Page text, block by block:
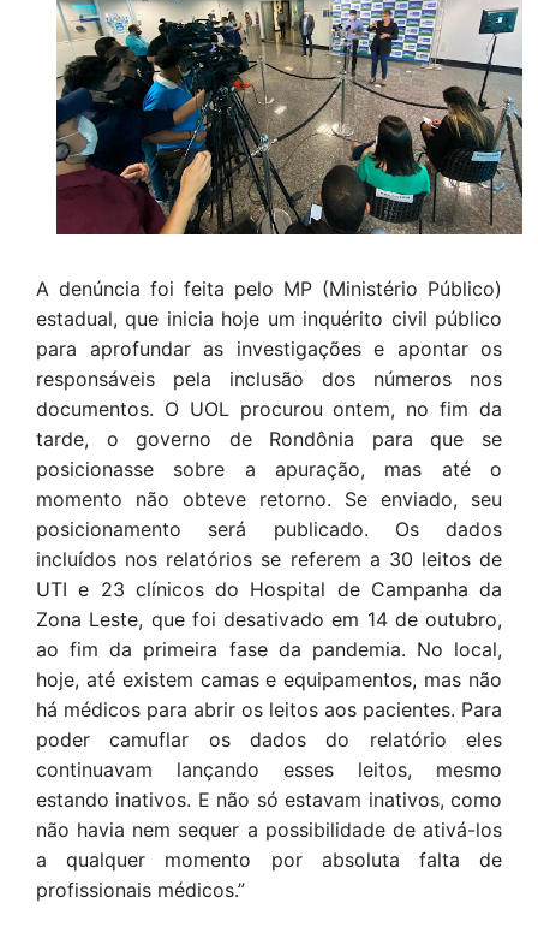
A denúncia foi feita pelo MP (Ministério Público)
estadual, que inicia hoje um inquérito civil público
para aprofundar as investigações e apontar os
responsáveis pela inclusão dos números nos
documentos. O UOL procurou ontem, no fim da
tarde, o governo de Rondônia para que se
posicionasse sobre a apuração, mas até o
momento não obteve retorno. Se enviado, seu
posicionamento será publicado. Os dados
incluídos nos relatórios se referem a 30 leitos de
UTI e 23 clínicos do Hospital de Campanha da
Zona Leste, que foi desativado em 14 de outubro,
ao fim da primeira fase da pandemia. No local,
hoje, até existem camas e equipamentos, mas não
há médicos para abrir os leitos aos pacientes. Para
poder camuflar os dados do relatório eles
continuavam lançando esses leitos, mesmo
estando inativos. E não só estavam inativos, como
não havia nem sequer a possibilidade de ativá-los
a qualquer momento por absoluta falta de
profissionais médicos.”